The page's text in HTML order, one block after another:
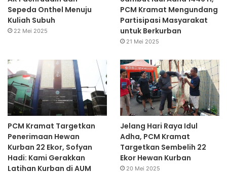
Sepeda Onthel Menuju
Kuliah Subuh
22 Mei 2025
PCM Kramat Mengundang
Partisipasi Masyarakat
untuk Berkurban
21 Mei 2025
PCM Kramat Targetkan
Penerimaan Hewan
Kurban 22 Ekor, Sofyan
Hadi: Kami Gerakkan
Latihan Kurban di AUM
Jelang Hari Raya Idul
Adha, PCM Kramat
Targetkan Sembelih 22
Ekor Hewan Kurban
20 Mei 2025